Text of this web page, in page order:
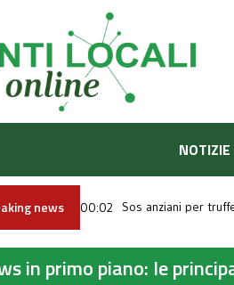
NOTIZIE
news 00:02 Sos anziani per
Caldo africano, oggi
Fulmine colpisce
in primo piano: le